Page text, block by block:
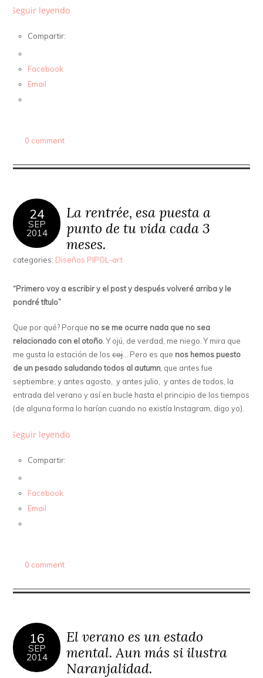
Seguir leyendo
Compartir:
Facebook
Email
0 comment
24
SEP
2014
La rentrée, esa puesta a
punto de tu vida cada 3
meses.
categories: Diseños PIPOL-art
“Primero voy a escribir y el post y después volveré arriba y le
pondré título”
Que por qué? Porqueno se me ocurre nada que no sea
relacionado con el otoño . Y ojú, de verdad, me niego. Y mira que
me gusta la estación de loscoj… Pero es quenos hemos puesto
de un pesado saludando todos al autumn que antes fue
septiembre, y antes agosto, y antes julio, y antes de todos, la
entrada del verano y así en bucle hasta el principio de los tiempos
(de alguna forma lo harían cuando no existía Instagram, digo yo).
Seguir leyendo
Compartir:
Facebook
Email
0 comment
16
SEP
2014
El verano es un estado
mental. Aun más si ilustra
Naranjalidad.